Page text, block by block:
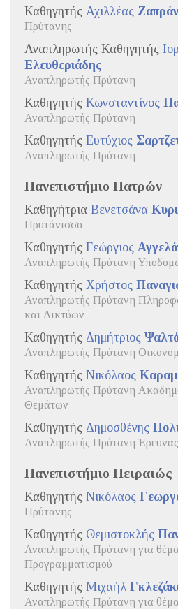
Καθηγητής Αχιλλέας
Πρύτανης
Αναπληρωτής Καθηγητής
Ελευθεριάδης
Αναπληρωτής Πρύτανη
Καθηγητής Κωνσταντίνος
Αναπληρωτής Πρύτανη
Καθηγητής Ευτύχιος
Αναπληρωτής Πρύτανη
Πανεπιστήμιο Πατρών
Καθηγήτρια Βενετσάνα
Πρυτάνισσα
Καθηγητής Γεώργιος
Αναπληρωτής Πρύτανη
Καθηγητής Χρήστος
Αναπληρωτής Πρύτανη
και Δικτύων
Καθηγητής Δημήτριος
Αναπληρωτής Πρύτανη
Καθηγητής Νικόλαος
Αναπληρωτής Πρύτανη
Θεμάτων
Καθηγητής Δημοσθένης
Αναπληρωτής Πρύτανη
Πανεπιστήμιο Πειραιώς
Καθηγητής Νικόλαος
Πρύτανης
Καθηγητής Θεμιστοκλής
Αναπληρωτής Πρύτανη για
Προγραμματισμού
Καθηγητής Μιχαήλ
Αναπληρωτής Πρύτανη για